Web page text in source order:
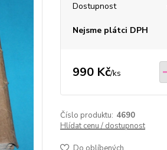
Dostupnost
Nejsme plátci DPH
990 Kč/ks
Číslo produktu: 4690
Hlídat cenu / dostupnost